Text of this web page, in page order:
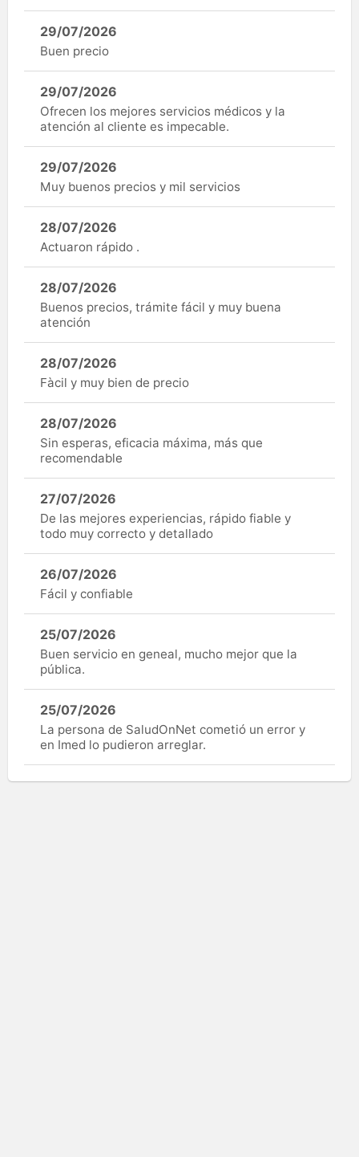
29/07/2026
Buen precio
29/07/2026
Ofrecen los mejores servicios médicos y la
atención al cliente es impecable.
29/07/2026
Muy buenos precios y mil servicios
28/07/2026
Actuaron rápido .
28/07/2026
Buenos precios, trámite fácil y muy buena
atención
28/07/2026
Fàcil y muy bien de precio
28/07/2026
Sin esperas, eficacia máxima, más que
recomendable
27/07/2026
De las mejores experiencias, rápido fiable y
todo muy correcto y detallado
26/07/2026
Fácil y confiable
25/07/2026
Buen servicio en geneal, mucho mejor que la
pública.
25/07/2026
La persona de SaludOnNet cometió un error y
en Imed lo pudieron arreglar.